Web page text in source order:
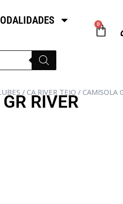
0
/ CA RIVER TEJO / CAMISOLA
RIVER